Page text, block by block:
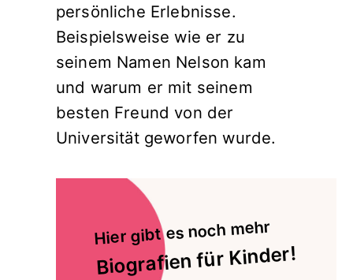
persönliche Erlebnisse.
Beispielsweise wie er zu
seinem Namen Nelson kam
und warum er mit seinem
besten Freund von der
Universität geworfen wurde.
Hier gibt es noch mehr
Biografien für Kinder!